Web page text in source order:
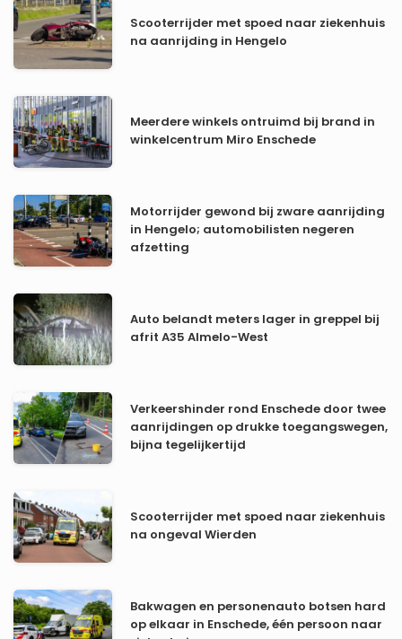
Scooterrijder met spoed naar ziekenhuis
na aanrijding in Hengelo
Meerdere winkels ontruimd bij brand in
winkelcentrum Miro Enschede
Motorrijder gewond bij zware aanrijding
in Hengelo; automobilisten negeren
afzetting
Auto belandt meters lager in greppel bij
afrit A35 Almelo-West
Verkeershinder rond Enschede door twee
aanrijdingen op drukke toegangswegen,
bijna tegelijkertijd
Scooterrijder met spoed naar ziekenhuis
na ongeval Wierden
Bakwagen en personenauto botsen hard
op elkaar in Enschede, één persoon naar